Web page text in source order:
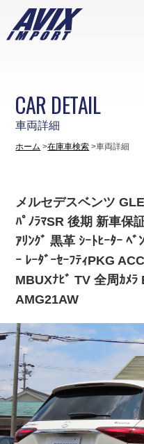
車両詳細
CAR DETAIL
ホーム 在庫車検索 車両詳細
メルセデスベンツ
ﾊﾟﾉﾗﾏSR 後期 新車保
ｱﾘﾝｸﾞ 黒革 ｼｰﾄﾋｰﾀｰ ﾍ
ｰ ﾚｰﾀﾞｰｾｰﾌﾃｨPKG
MBUXﾅﾋﾞ TV 全周ｶﾒﾗ
AMG21AW